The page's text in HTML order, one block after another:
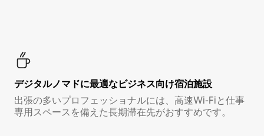
デジタルノマド⁠に最⁠適⁠なビ⁠ジ⁠ネ⁠ス⁠向⁠け宿⁠泊⁠施⁠設
出張の多いプロフェッショナルには、高速Wi-Fiと仕事
専用スペースを備えた長期滞在先がおすすめです。